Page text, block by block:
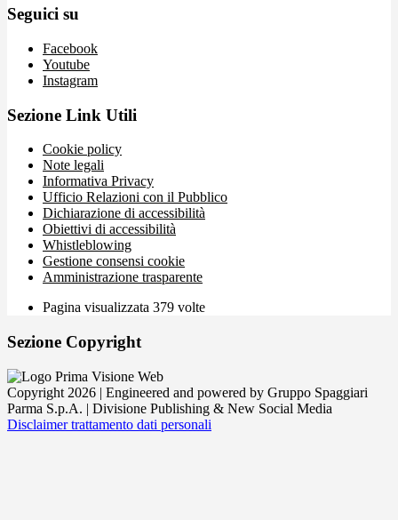
Seguici su
Facebook
Youtube
Instagram
Sezione Link Utili
Cookie policy
Note legali
Informativa Privacy
Ufficio Relazioni con il Pubblico
Dichiarazione di accessibilità
Obiettivi di accessibilità
Whistleblowing
Gestione consensi cookie
Amministrazione trasparente
Pagina visualizzata 379 volte
Sezione Copyright
Copyright 2026 | Engineered and powered by Gruppo Spaggiari
Parma S.p.A. | Divisione Publishing & New Social Media
Disclaimer trattamento dati personali